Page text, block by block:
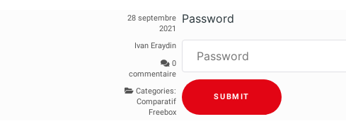
28 septembre
2021
Ivan Eraydin
0
commentaire
Categories:
Comparatif
Freebox
Password